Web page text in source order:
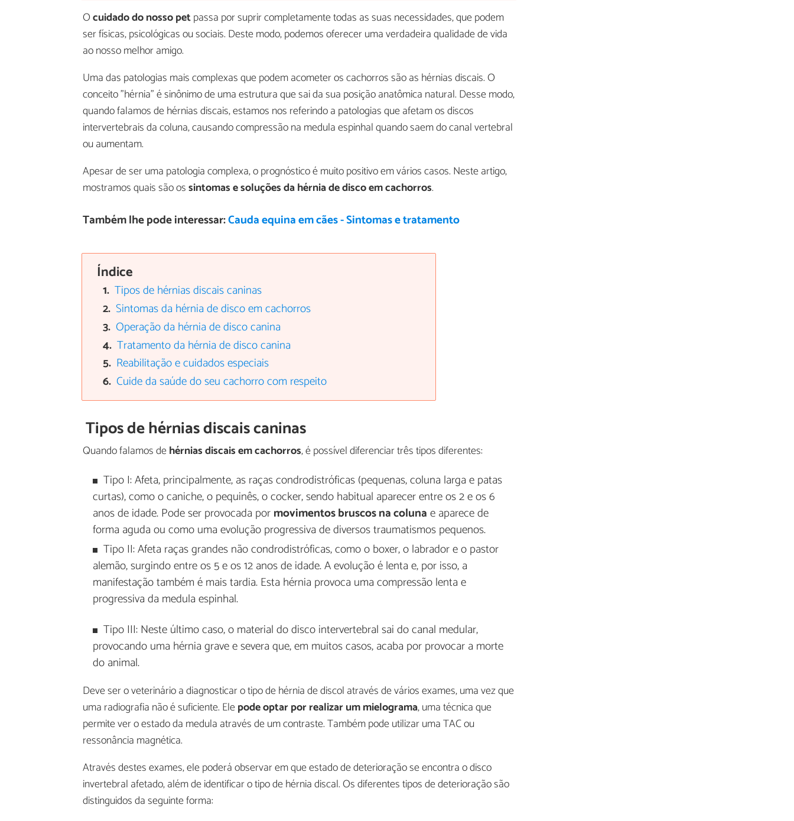
Ocuidado do nosso petpassa por suprir completamente todas as suas necessidades, que podem
ser físicas, psicológicas ou sociais. Deste modo, podemos oferecer uma verdadeira qualidade de vida
ao nosso melhor amigo.
Uma das patologias mais complexas que podem acometer os cachorros são as hérnias discais. O
conceito "hérnia" é sinônimo de uma estrutura que sai da sua posição anatômica natural. Desse modo,
quando falamos de hérnias discais, estamos nos referindo a patologias que afetam os discos
intervertebrais da coluna, causando compressão na medula espinhal quando saem do canal vertebral
ou aumentam.
Apesar de ser uma patologia complexa, o prognóstico é muito positivo em vários casos. Neste artigo,
mostramos quais são ossintomas e soluções da hérnia de disco em cachorros.
Também lhe pode interessar:Cauda equina em cães - Sintomas e tratamento
Índice
Tipos de hérnias discais caninas
Sintomas da hérnia de disco em cachorros
Operação da hérnia de disco canina
Tratamento da hérnia de disco canina
Reabilitação e cuidados especiais
Cuide da saúde do seu cachorro com respeito
Tipos de hérnias discais caninas
Quando falamos dehérnias discais em cachorros, é possível diferenciar três tipos diferentes:
Tipo I: Afeta, principalmente, as raças condrodistróficas (pequenas, coluna larga e patas
curtas), como o caniche, o pequinês, o cocker, sendo habitual aparecer entre os 2 e os 6
anos de idade. Pode ser provocada pormovimentos bruscos na colunae aparece de
forma aguda ou como uma evolução progressiva de diversos traumatismos pequenos.
Tipo II: Afeta raças grandes não condrodistróficas, como o boxer, o labrador e o pastor
alemão, surgindo entre os 5 e os 12 anos de idade. A evolução é lenta e, por isso, a
manifestação também é mais tardia. Esta hérnia provoca uma compressão lenta e
progressiva da medula espinhal.
Tipo III: Neste último caso, o material do disco intervertebral sai do canal medular,
provocando uma hérnia grave e severa que, em muitos casos, acaba por provocar a morte
do animal.
Deve ser o veterinário a diagnosticar o tipo de hérnia de discol através de vários exames, uma vez que
uma radiografia não é suficiente. Elepode optar por realizar um mielograma, uma técnica que
permite ver o estado da medula através de um contraste. Também pode utilizar uma TAC ou
ressonância magnética.
Através destes exames, ele poderá observar em que estado de deterioração se encontra o disco
invertebral afetado, além de identificar o tipo de hérnia discal. Os diferentes tipos de deterioração são
distinguidos da seguinte forma: